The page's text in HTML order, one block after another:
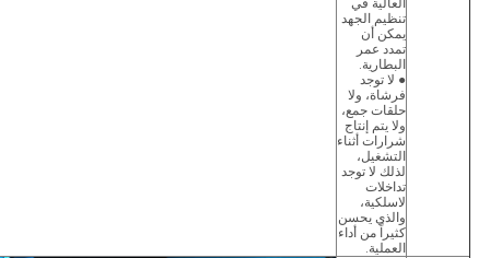
العالية في
تنظيم الجهد
يمكن أن
تمدد عمر
البطارية.
● لا توجد
فرشاة، ولا
حلقات جمع،
ولا يتم إنتاج
شرارات أثناء
التشغيل،
لذلك لا توجد
تداخلات
لاسلكية،
والذي يحسن
كثيراً من أداء
العملية.